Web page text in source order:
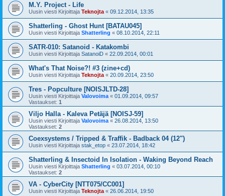
M.Y. Project - Life
Uusin viesti Kirjoittaja Teknojta « 09.12.2014, 13:35
Shatterling - Ghost Hunt [BATAU045]
Uusin viesti Kirjoittaja Shatterling « 08.10.2014, 22:11
SATR-010: Satanoid - Katakombi
Uusin viesti Kirjoittaja SatanoiD « 22.09.2014, 00:01
What's That Noise?! #3 (zine+cd)
Uusin viesti Kirjoittaja Teknojta « 20.09.2014, 23:50
Tres - Popculture [NOISJLTD-28]
Uusin viesti Kirjoittaja Valovoima « 01.09.2014, 09:57
Vastaukset: 1
Viljo Halla - Kaleva Petäjä [NOISJ-59]
Uusin viesti Kirjoittaja Valovoima « 26.08.2014, 13:50
Vastaukset: 2
Coexsystems / Tripped & Traffik - Badback 04 (12")
Uusin viesti Kirjoittaja stak_etop « 23.07.2014, 18:42
Shatterling & Insectoid In Isolation - Waking Beyond Reach
Uusin viesti Kirjoittaja Shatterling « 03.07.2014, 00:10
Vastaukset: 2
VA - CyberCity [NTT075/CC001]
Uusin viesti Kirjoittaja Teknojta « 26.06.2014, 19:50